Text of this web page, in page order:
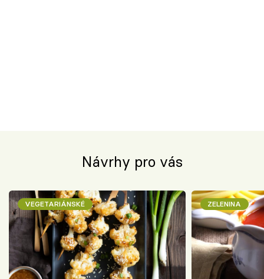
Návrhy pro vás
VEGETARIÁNSKÉ ZELENINA